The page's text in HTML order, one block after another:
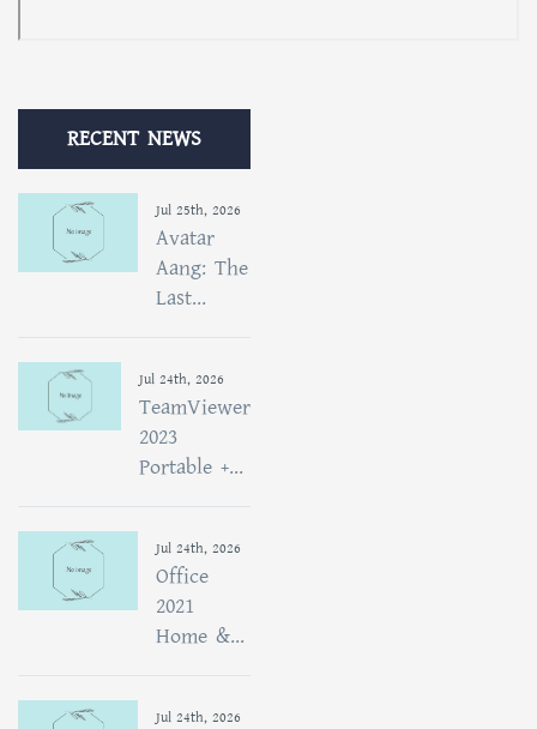
RECENT NEWS
Jul 25th, 2026
Avatar
Aang: The
Last...
Jul 24th, 2026
TeamViewer
2023
Portable +...
Jul 24th, 2026
Office
2021
Home &...
Jul 24th, 2026